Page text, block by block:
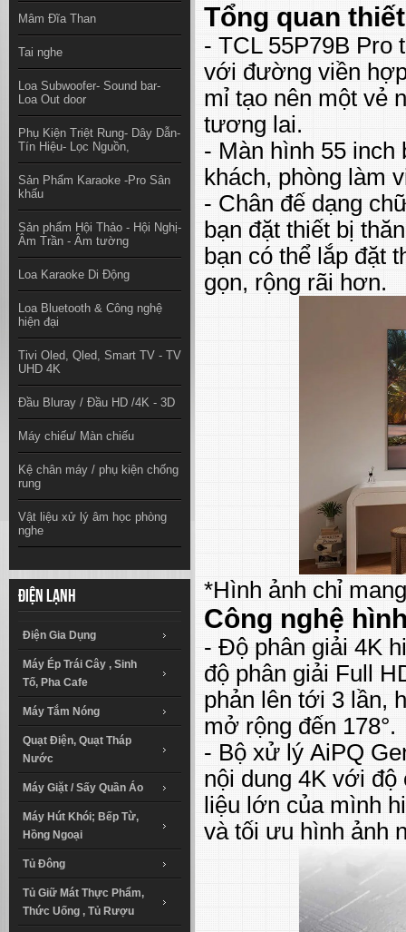
Mâm Đĩa Than
Tai nghe
Loa Subwoofer- Sound bar-
Loa Out door
Phụ Kiện Triệt Rung- Dây Dẫn-
Tín Hiệu- Lọc Nguồn,
Sản Phẩm Karaoke -Pro Sân
khấu
Sản phẩm Hội Thảo - Hội Nghị-
Âm Trần - Âm tường
Loa Karaoke Di Động
Loa Bluetooth & Công nghệ
hiện đại
Tivi Oled, Qled, Smart TV - TV
UHD 4K
Đầu Bluray / Đầu HD /4K - 3D
Máy chiếu/ Màn chiếu
Kệ chân máy / phụ kiện chống
rung
Vật liệu xử lý âm học phòng
nghe
Điện lạnh
Điện Gia Dụng
Máy Ép Trái Cây , Sinh
Tố, Pha Cafe
Máy Tắm Nóng
Quạt Điện, Quạt Tháp
Nước
Máy Giặt / Sấy Quần Áo
Máy Hút Khói; Bếp Từ,
Hồng Ngoại
Tủ Đông
Tủ Giữ Mát Thực Phẩm,
Thức Uống , Tủ Rượu
Tổng quan
- TCL 55P79B Pro
với đường viền
mỉ tạo nên một vẻ
tương lai.
- Màn hình 55 inch
khách, phòng làm
- Chân đế dạng
bạn đặt thiết bị
bạn có thể lắp đặt
gọn, rộng rãi hơn.
*Hình ảnh chỉ
Công nghệ
- Độ phân giải 4K
độ phân giải Full
phản lên tới 3 lần,
mở rộng đến 178°.
- Bộ xử lý AiPQ
nội dung 4K với
liệu lớn của mình
và tối ưu hình ảnh